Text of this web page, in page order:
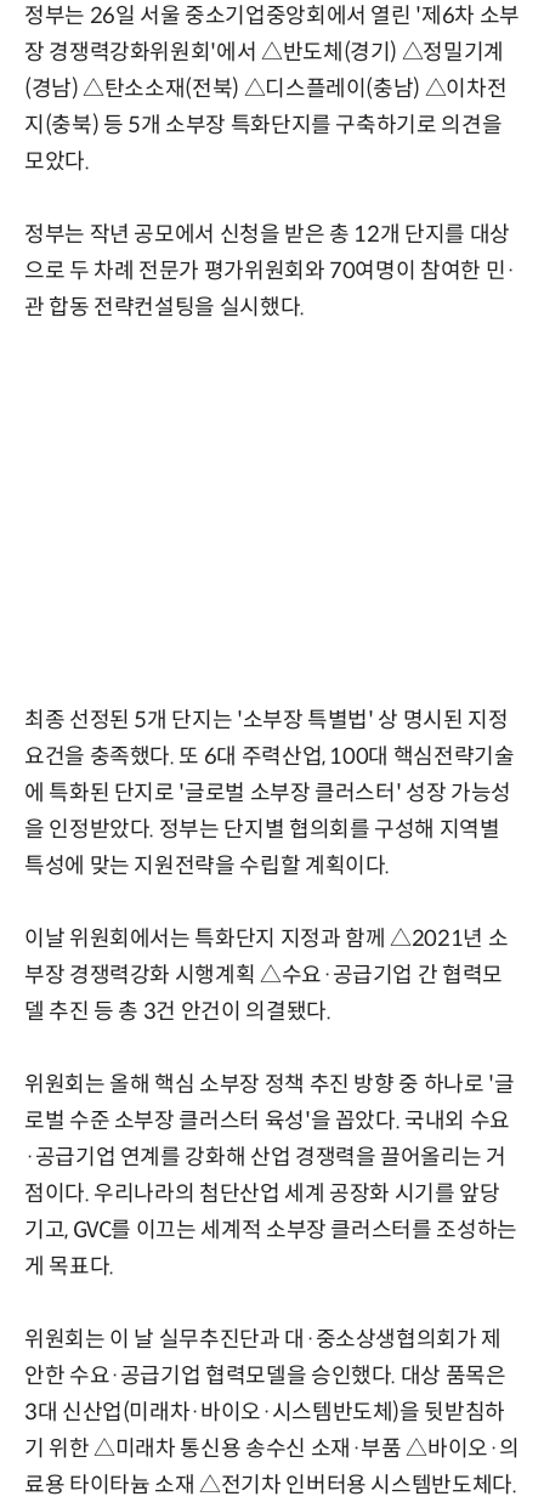
정부는 26일 서울 중소기업중앙회에서 열린 '제6차 소부
장 경쟁력강화위원회'에서 △반도체(경기) △정밀기계
(경남) △탄소소재(전북) △디스플레이(충남) △이차전
지(충북) 등 5개 소부장 특화단지를 구축하기로 의견을
모았다.
정부는 작년 공모에서 신청을 받은 총 12개 단지를 대상
으로 두 차례 전문가 평가위원회와 70여명이 참여한 민·
관 합동 전략컨설팅을 실시했다.
최종 선정된 5개 단지는 '소부장 특별법' 상 명시된 지정
요건을 충족했다. 또 6대 주력산업, 100대 핵심전략기술
에 특화된 단지로 '글로벌 소부장 클러스터' 성장 가능성
을 인정받았다. 정부는 단지별 협의회를 구성해 지역별
특성에 맞는 지원전략을 수립할 계획이다.
이날 위원회에서는 특화단지 지정과 함께 △2021년 소
부장 경쟁력강화 시행계획 △수요·공급기업 간 협력모
델 추진 등 총 3건 안건이 의결됐다.
위원회는 올해 핵심 소부장 정책 추진 방향 중 하나로 '글
로벌 수준 소부장 클러스터 육성'을 꼽았다. 국내외 수요
·공급기업 연계를 강화해 산업 경쟁력을 끌어올리는 거
점이다. 우리나라의 첨단산업 세계 공장화 시기를 앞당
기고, GVC를 이끄는 세계적 소부장 클러스터를 조성하는
게 목표다.
위원회는 이 날 실무추진단과 대·중소상생협의회가 제
안한 수요·공급기업 협력모델을 승인했다. 대상 품목은
3대 신산업(미래차·바이오·시스템반도체)을 뒷받침하
기 위한 △미래차 통신용 송수신 소재·부품 △바이오·의
료용 타이타늄 소재 △전기차 인버터용 시스템반도체다.